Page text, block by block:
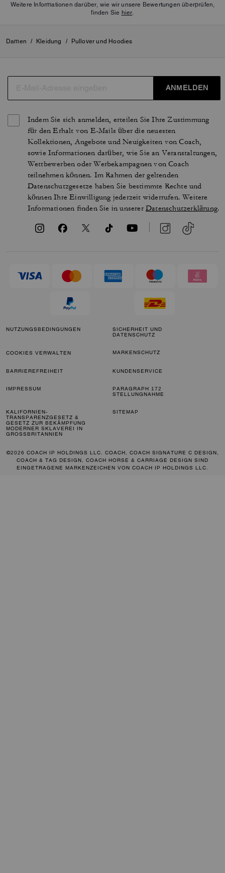
Weitere Informationen darüber, wie wir unsere Bewertungen überprüfen,
finden Sie hier
Damen / Kleidung / Pullover und Hoodies
ANMELDEN
Indem Sie sich anmelden, erteilen Sie Ihre Zustimmung
für den Erhalt von E-Mails über die neuesten
Kollektionen, Angebote und Neuigkeiten von Coach,
sowie Informationen darüber, wie Sie an Veranstaltungen,
Wettbewerben oder Werbekampagnen von Coach
teilnehmen können. Im Rahmen der geltenden
Datenschutzgesetze haben Sie bestimmte Rechte und
können Ihre Einwilligung jederzeit widerrufen. Weitere
Informationen finden Sie in unsererDatenschutzerklärung.
NUTZUNGSBEDINGUNGEN
SICHERHEIT UND
DATENSCHUTZ
COOKIES VERWALTEN MARKENSCHUTZ
BARRIEREFREIHEIT KUNDENSERVICE
IMPRESSUM
PARAGRAPH 172
STELLUNGNAHME
KALIFORNIEN-
TRANSPARENZGESETZ &
GESETZ ZUR BEKÄMPFUNG
MODERNER SKLAVEREI IN
GROSSBRITANNIEN
SITEMAP
©2026 COACH IP HOLDINGS LLC. COACH, COACH SIGNATURE C DESIGN,
COACH & TAG DESIGN, COACH HORSE & CARRIAGE DESIGN SIND
EINGETRAGENE MARKENZEICHEN VON COACH IP HOLDINGS LLC.